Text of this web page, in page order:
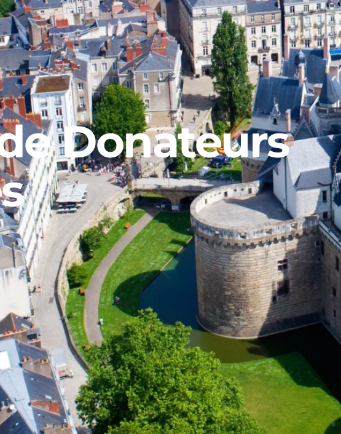
Donateurs